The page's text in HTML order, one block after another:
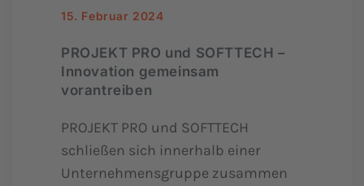
15. Februar 2024
PROJEKT PRO und SOFTTECH –
Innovation gemeinsam
vorantreiben
PROJEKT PRO und SOFTTECH
schließen sich innerhalb einer
Unternehmensgruppe zusammen